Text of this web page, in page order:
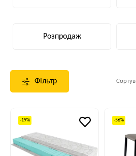
Розпродаж
Фільтр
-19% -56%